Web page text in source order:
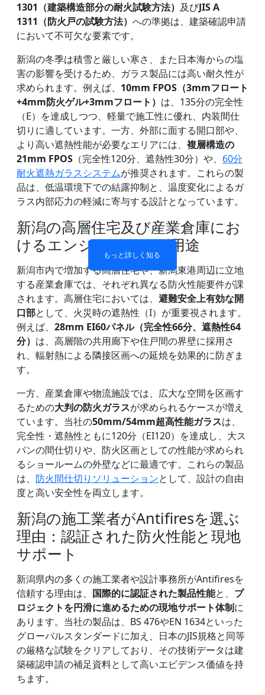
もっと詳しく知る
もっと詳しく知る
もっと詳しく知る
もっと詳しく知る
1301（建築構造部分の耐火試験方法） 及びJIS A
1311（防火戸の試験方法） への準拠は、建築確認申請
において不可欠な要素です。
新潟の冬季は積雪と厳しい寒さ、また日本海からの塩
害の影響を受けるため、ガラス製品には高い耐久性が
求められます。例えば、 10mm FPOS（3mmフロート
+4mm防火ゲル+3mmフロート） は、135分の完全性
（E）を達成しつつ、軽量で施工性に優れ、内装間仕
切りに適しています。一方、外部に面する開口部や、
より高い遮熱性能が必要なエリアには、 複層構造の
21mm FPOS （完全性120分、遮熱性30分）や、 60分
耐火遮熱ガラスシステムが推奨されます。これらの製
品は、低温環境下での結露抑制と、温度変化によるガ
ラス内部応力の軽減に寄与する設計となっています。
新潟の高層住宅及び産業倉庫にお
けるエンジニアリング用途
新潟市内で増加する高層住宅や、新潟東港周辺に立地
する産業倉庫では、それぞれ異なる防火性能要件が課
されます。高層住宅においては、 避難安全上有効な開
口部として、火災時の遮熱性（I）が重要視されます。
例えば、 28mm EI60パネル（完全性66分、遮熱性64
分） は、高層階の共用廊下や住戸間の界壁に採用さ
れ、輻射熱による隣接区画への延焼を効果的に防ぎま
す。
一方、産業倉庫や物流施設では、広大な空間を区画す
るための大判の防火ガラスが求められるケースが増え
ています。当社の50mm/54mm超高性能ガラスは、
完全性・遮熱性ともに120分（EI120）を達成し、大ス
パンの間仕切りや、防火区画としての性能が求められ
るショールームの外壁などに最適です。これらの製品
は、 防火間仕切りソリューションとして、設計の自由
度と高い安全性を両立します。
新潟の施工業者がAntifiresを選ぶ
理由：認証された防火性能と現地
サポート
新潟県内の多くの施工業者や設計事務所がAntifiresを
信頼する理由は、 国際的に認証された製品性能と、 プ
ロジェクトを円滑に進めるための現地サポート体制に
あります。当社の製品は、BS 476やEN 1634といった
グローバルスタンダードに加え、日本のJIS規格と同等
の厳格な試験をクリアしており、その技術データは建
築確認申請の補足資料として高いエビデンス価値を持
ちます。